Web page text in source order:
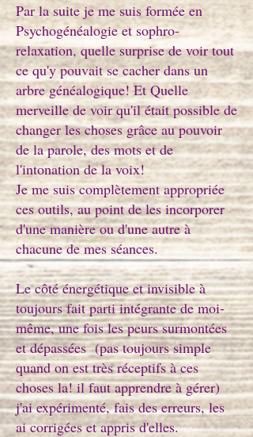
Par la suite je me suis formée en
Psychogénéalogie et sophro-
relaxation, quelle surprise de voir tout
ce qu'y pouvait se cacher dans un
arbre généalogique! Et Quelle
merveille de voir qu'il était possible de
changer les choses grâce au pouvoir
de la parole, des mots et de
l'intonation de la voix!
Je me suis complètement appropriée
ces outils, au point de les incorporer
d'une manière ou d'une autre à
chacune de mes séances.
Le côté énergétique et invisible à
toujours fait parti intégrante de moi-
même, une fois les peurs surmontées
et dépassées (pas toujours simple
quand on est très réceptifs à ces
choses la! il faut apprendre à gérer)
j'ai expérimenté, fais des erreurs, les
ai corrigées et appris d'elles.